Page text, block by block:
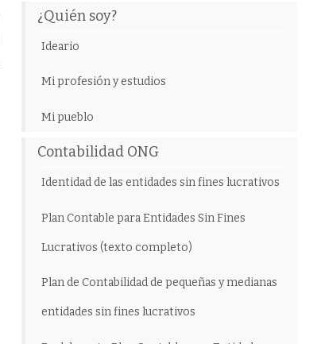
¿Quién soy?
Ideario
Mi profesión y estudios
Mi pueblo
Contabilidad ONG
Identidad de las entidades sin fines lucrativos
Plan Contable para Entidades Sin Fines
Lucrativos (texto completo)
Plan de Contabilidad de pequeñas y medianas
entidades sin fines lucrativos